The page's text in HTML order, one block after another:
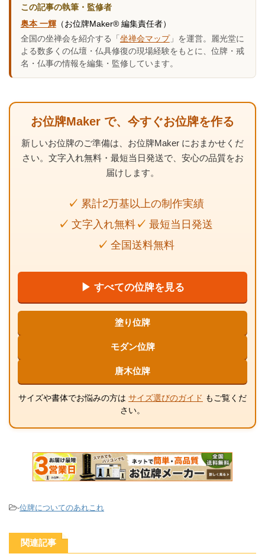
この記事の執筆・監修者
奥本 一輝（お位牌Maker® 編集責任者）
全国の坐禅会を紹介する「 坐禅会マップ」を運営。麗光堂に
よる数多くの仏壇・仏具修復の現場経験をもとに、位牌・戒
名・仏事の情報を編集・監修しています。
お位牌Maker で、今すぐお位牌を作る
新しいお位牌のご準備は、お位牌Maker におまかせくだ
さい。文字入れ無料・最短当日発送で、安心の品質をお
届けします。
累計2万基以上の制作実績
文字入れ無料
最短当日発送
全国送料無料
▶ すべての位牌を見る
塗り位牌
モダン位牌
唐木位牌
サイズや書体でお悩みの方は サイズ選びのガイド もご覧くだ
さい。
-位牌についてのあれこれ
関連記事